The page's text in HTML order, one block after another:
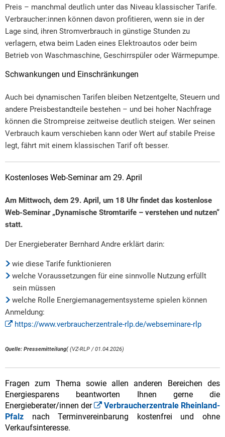
Preis – manchmal deutlich unter das Niveau klassischer Tarife.
Verbraucher:innen können davon profitieren, wenn sie in der
Lage sind, ihren Stromverbrauch in günstige Stunden zu
verlagern, etwa beim Laden eines Elektroautos oder beim
Betrieb von Waschmaschine, Geschirrspüler oder Wärmepumpe.
Schwankungen und Einschränkungen
Auch bei dynamischen Tarifen bleiben Netzentgelte, Steuern und
andere Preisbestandteile bestehen – und bei hoher Nachfrage
können die Strompreise zeitweise deutlich steigen. Wer seinen
Verbrauch kaum verschieben kann oder Wert auf stabile Preise
legt, fährt mit einem klassischen Tarif oft besser.
Kostenloses Web-Seminar am 29. April
Am Mittwoch, dem 29. April, um 18 Uhr findet das kostenlose
Web-Seminar „Dynamische Stromtarife – verstehen und nutzen“
statt.
Der Energieberater Bernhard Andre erklärt darin:
wie diese Tarife funktionieren
welche Voraussetzungen für eine sinnvolle Nutzung erfüllt
sein müssen
welche Rolle Energiemanagementsysteme spielen können
Anmeldung:
https://www.verbraucherzentrale-rlp.de/webseminare-rlp
Quelle: Pressemitteilung((VZ-RLP / 01.04.2026)
Fragen zum Thema sowie allen anderen Bereichen des
Energiesparens beantworten Ihnen gerne die
Energieberater/innen der
Verbraucherzentrale Rheinland-
Pfalz nach Terminvereinbarung kostenfrei und ohne
Verkaufsinteresse.